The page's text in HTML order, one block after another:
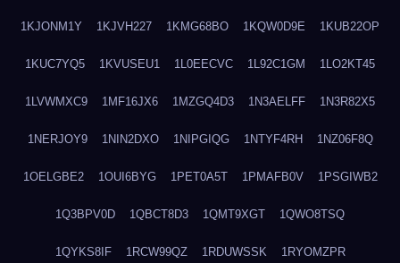
1KJONM1Y 1KJVH227 1KMG68BO 1KQW0D9E 1KUB22OP
1KUC7YQ5 1KVUSEU1 1L0EECVC 1L92C1GM 1LO2KT45
1LVWMXC9 1MF16JX6 1MZGQ4D3 1N3AELFF 1N3R82X5
1NERJOY9 1NIN2DXO 1NIPGIQG 1NTYF4RH 1NZ06F8Q
1OELGBE2 1OUI6BYG 1PET0A5T 1PMAFB0V 1PSGIWB2
1Q3BPV0D 1QBCT8D3 1QMT9XGT 1QWO8TSQ
1QYKS8IF 1RCW99QZ 1RDUWSSK 1RYOMZPR